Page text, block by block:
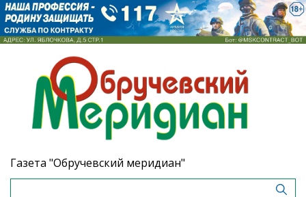
Газета "Обручевский меридиан"